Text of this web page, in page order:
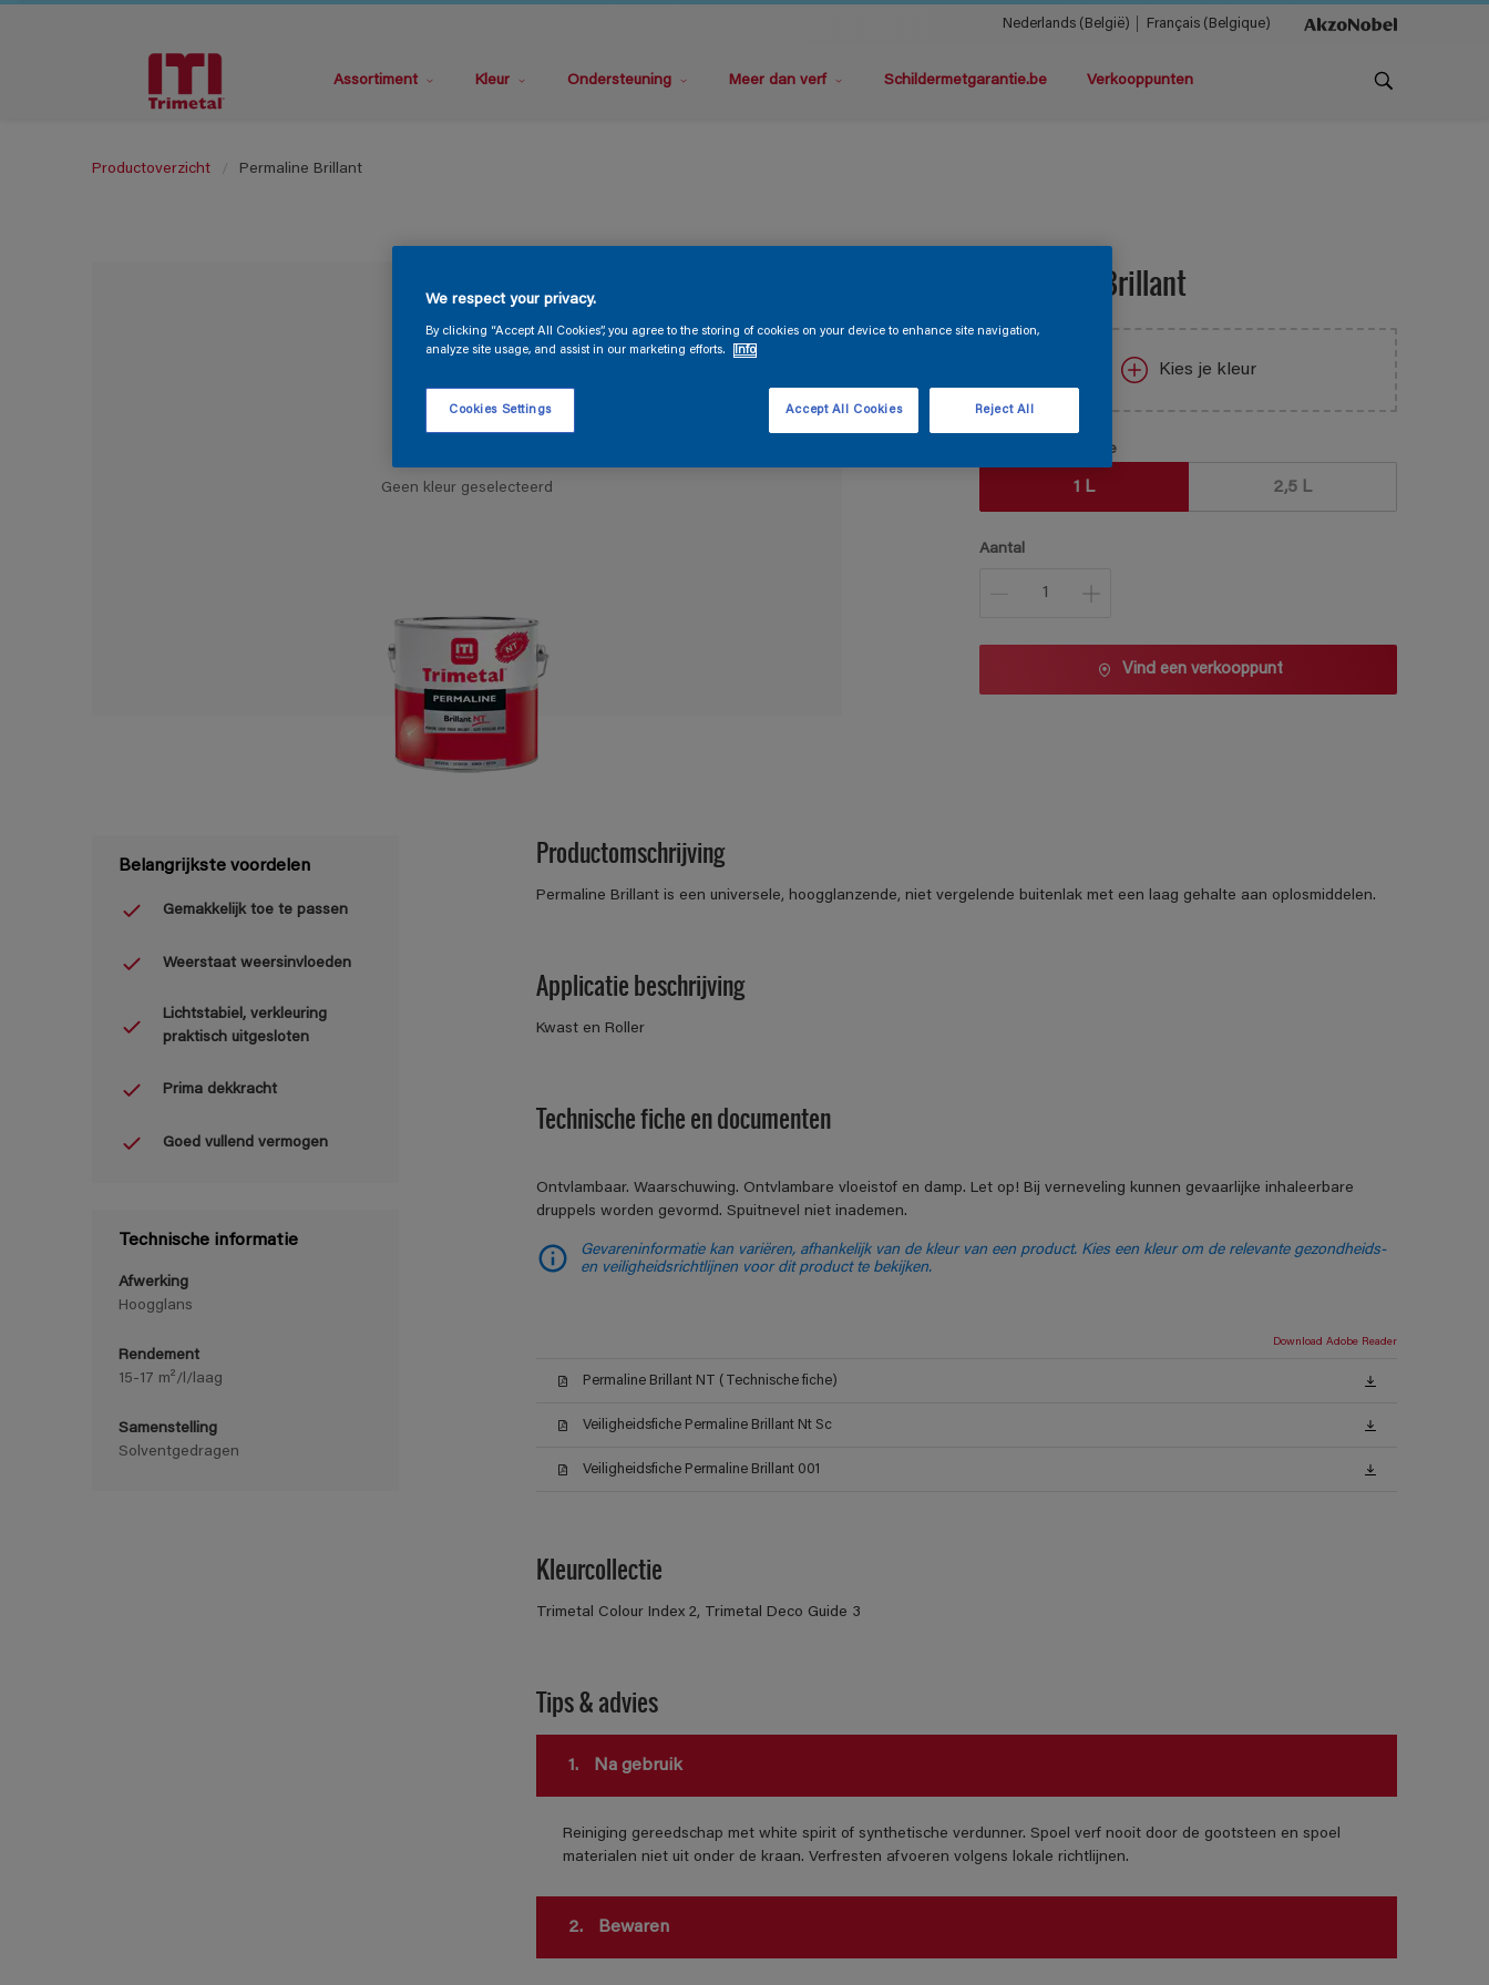
Nederlands (België) Français (Belgique)
Assortiment Kleur Ondersteuning Meer dan verf Schildermetgarantie.be Verkooppunten
Productoverzicht Permaline Brillant
Geen kleur geselecteerd
Permaline Brillant
Kies je kleur
Verpakkingsgrootte
1 L 2,5 L
Aantal
Vind een verkooppunt
Belangrijkste voordelen
Gemakkelijk toe te passen
Weerstaat weersinvloeden
Lichtstabiel, verkleuring
praktisch uitgesloten
Prima dekkracht
Goed vullend vermogen
Technische informatie
Afwerking
Hoogglans
Rendement
15-17 m²/l/laag
Samenstelling
Solventgedragen
Productomschrijving
Permaline Brillant is een universele, hoogglanzende, niet vergelende buitenlak met een laag gehalte aan oplosmiddelen.
Applicatie beschrijving
Kwast en Roller
Technische fiche en documenten
Ontvlambaar. Waarschuwing. Ontvlambare vloeistof en damp. Let op! Bij verneveling kunnen gevaarlijke inhaleerbare
druppels worden gevormd. Spuitnevel niet inademen.
Gevareninformatie kan variëren, afhankelijk van de kleur van een product. Kies een kleur om de relevante gezondheids-
en veiligheidsrichtlijnen voor dit product te bekijken.
Download Adobe Reader
Permaline Brillant NT (Technische fiche)
Veiligheidsfiche Permaline Brillant Nt Sc
Veiligheidsfiche Permaline Brillant 001
Kleurcollectie
Trimetal Colour Index 2, Trimetal Deco Guide 3
Tips & advies
1. Na gebruik
Reiniging gereedschap met white spirit of synthetische verdunner. Spoel verf nooit door de gootsteen en spoel
materialen niet uit onder de kraan. Verfresten afvoeren volgens lokale richtlijnen.
2. Bewaren
We respect your privacy.
By clicking “Accept All Cookies”, you agree to the storing of cookies on your device to enhance site navigation,
analyze site usage, and assist in our marketing efforts.
Info
Cookies Settings Reject All
Accept All Cookies